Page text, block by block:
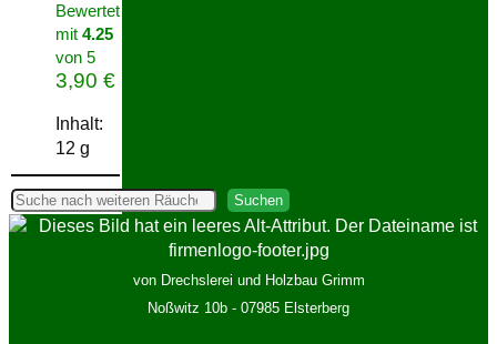
Bewertet
mit4.25
von 5
3,90€
Inhalt:
12g
Suchen Suchen
von Drechslerei und Holzbau Grimm
Noßwitz 10b - 07985 Elsterberg